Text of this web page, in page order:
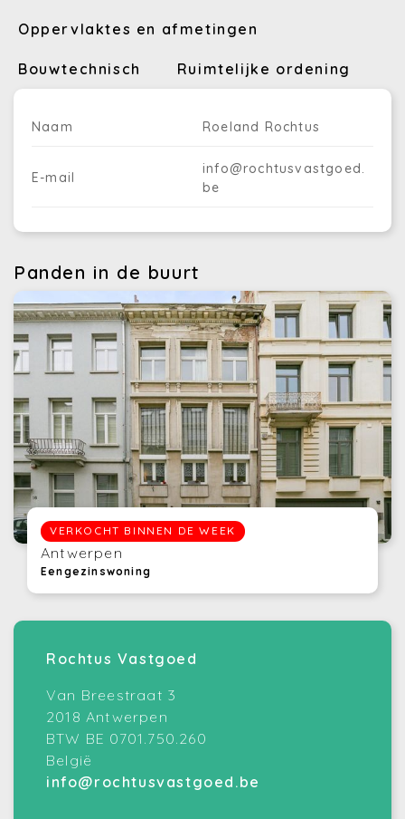
Oppervlaktes en afmetingen
Bouwtechnisch Ruimtelijke ordening
Naam Roeland Rochtus
E-mail
info@rochtusvastgoed.
be
Panden in de buurt
VERKOCHT BINNEN DE WEEK
Antwerpen
Eengezinswoning
Rochtus Vastgoed
Van Breestraat 3
2018 Antwerpen
BTW BE 0701.750.260
België
info@rochtusvastgoed.be